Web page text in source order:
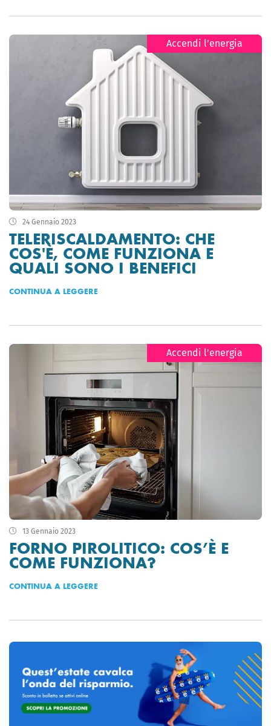
Accendi l’energia
24 Gennaio 2023
TELERISCALDAMENTO: CHE
COS'È, COME FUNZIONA E
QUALI SONO I BENEFICI
CONTINUA A LEGGERE
Accendi l’energia
13 Gennaio 2023
FORNO PIROLITICO: COS’È E
COME FUNZIONA?
CONTINUA A LEGGERE